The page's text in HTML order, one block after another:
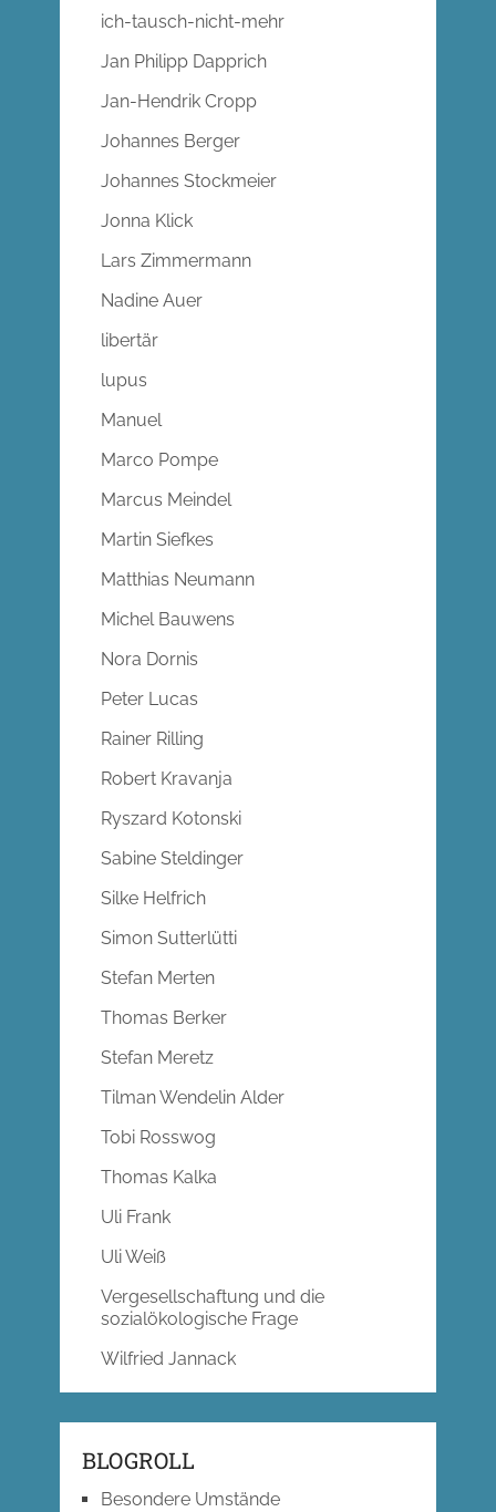
ich-tausch-nicht-mehr
Jan Philipp Dapprich
Jan-Hendrik Cropp
Johannes Berger
Johannes Stockmeier
Jonna Klick
Lars Zimmermann
Nadine Auer
libertär
lupus
Manuel
Marco Pompe
Marcus Meindel
Martin Siefkes
Matthias Neumann
Michel Bauwens
Nora Dornis
Peter Lucas
Rainer Rilling
Robert Kravanja
Ryszard Kotonski
Sabine Steldinger
Silke Helfrich
Simon Sutterlütti
Stefan Merten
Thomas Berker
Stefan Meretz
Tilman Wendelin Alder
Tobi Rosswog
Thomas Kalka
Uli Frank
Uli Weiß
Vergesellschaftung und die
sozialökologische Frage
Wilfried Jannack
BLOGROLL
Besondere Umstände